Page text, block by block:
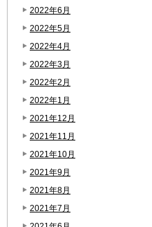
2022年6月
2022年5月
2022年4月
2022年3月
2022年2月
2022年1月
2021年12月
2021年11月
2021年10月
2021年9月
2021年8月
2021年7月